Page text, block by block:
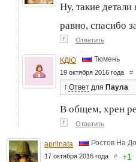
Ну, такие детали
равно, спасибо
↑ Ответить
КДЮ Тюмень
19 октября 2016 года #
↑ Ответ для Паула
В общем, хрен
↑ Ответить
aprilnata Ростов На
17 октября 2016 года # +1